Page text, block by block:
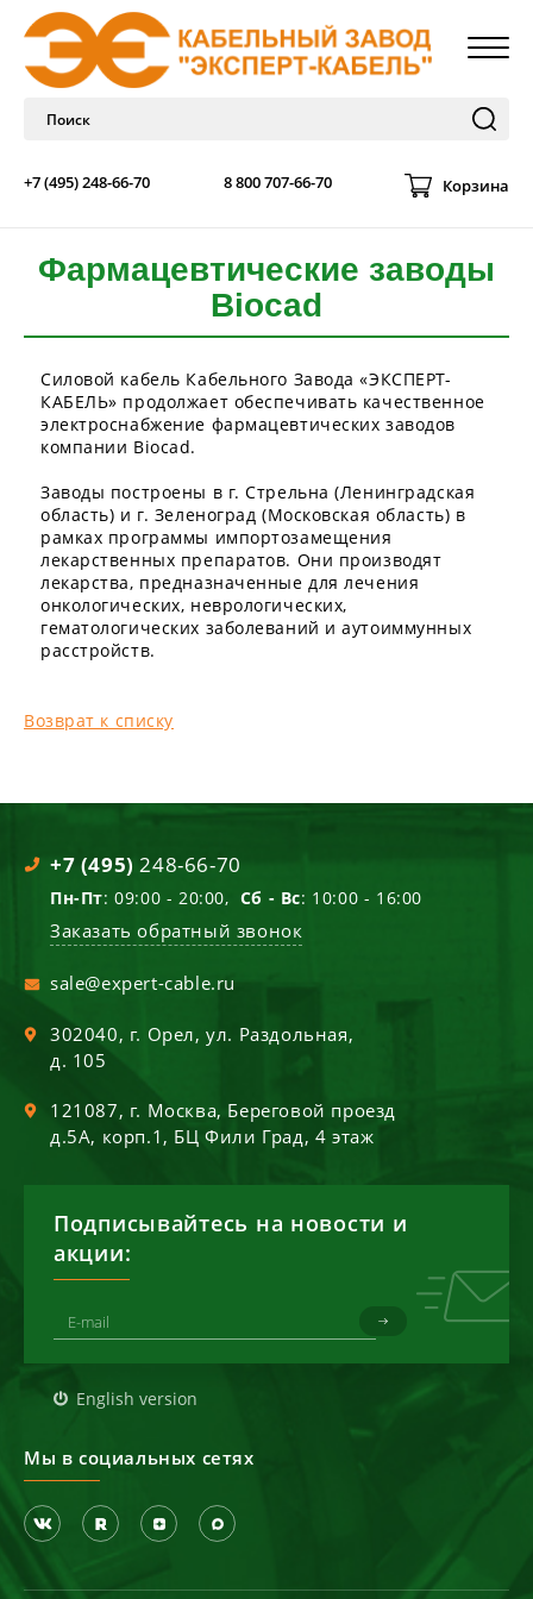
+7 (495) 248-66-70 8 800 707-66-70 Корзина
Фармацевтические заводы
Biocad
Силовой кабель Кабельного Завода «ЭКСПЕРТ-
КАБЕЛЬ» продолжает обеспечивать качественное
электроснабжение фармацевтических заводов
компании Biocad.
Заводы построены в г. Стрельна (Ленинградская
область) и г. Зеленоград (Московская область) в
рамках программы импортозамещения
лекарственных препаратов. Они производят
лекарства, предназначенные для лечения
онкологических, неврологических,
гематологических заболеваний и аутоиммунных
расстройств.
Возврат к списку
+7 (495) 248-66-70
Пн-Пт: 09:00 - 20:00, Сб - Вс: 10:00 - 16:00
Заказать обратный звонок
sale@expert-cable.ru
302040, г. Орел,ул. Раздольная,
д. 105
121087, г. Москва, Береговой проезд
д.5А, корп.1, БЦ Фили Град, 4 этаж
Подписывайтесь на новости и
акции:
English version
Мы в социальных сетях